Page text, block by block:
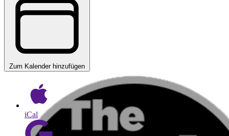
Zum Kalender hinzufügen
iCal